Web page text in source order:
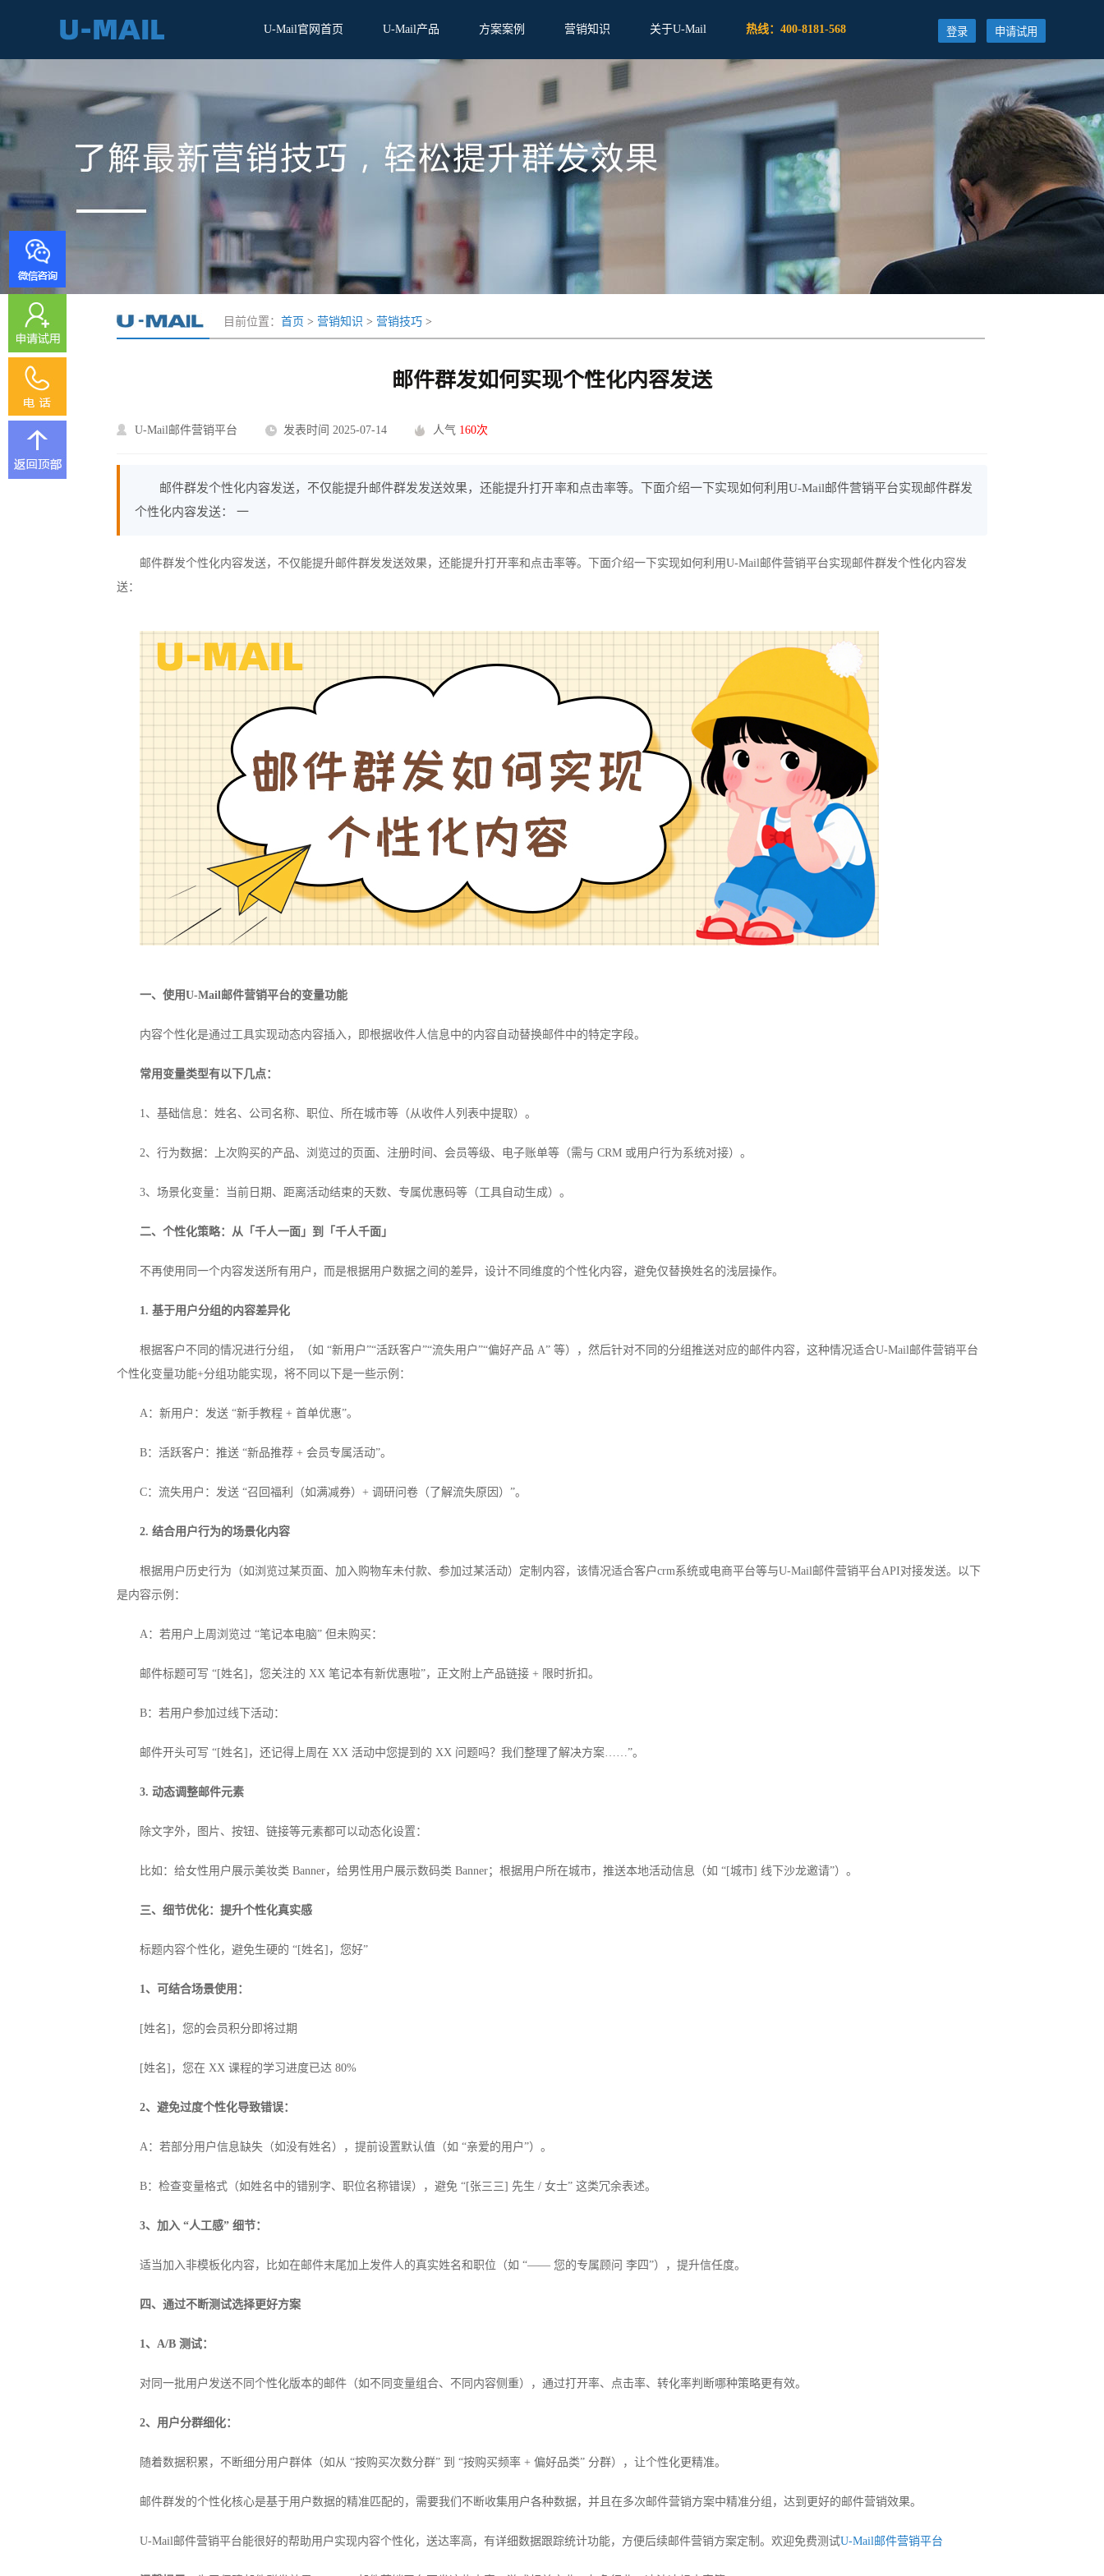
U-Mail官网首页 U-Mail产品 方案案例 营销知识 关于U-Mail 热线：400-8181-568 申请试用
登录
目前位置： 首页 > 营销知识 > 营销技巧 >
邮件群发如何实现个性化内容发送
U-Mail邮件营销平台 发表时间 2025-07-14 人气 160次
邮件群发个性化内容发送，不仅能提升邮件群发发送效果，还能提升打开率和点击率等。下面介绍一下实现如何利用U-Mail邮件营销平台实现邮件群发
个性化内容发送： 一
邮件群发个性化内容发送，不仅能提升邮件群发发送效果，还能提升打开率和点击率等。下面介绍一下实现如何利用U-Mail邮件营销平台实现邮件群发个性化内容发
送：
一、使用U-Mail邮件营销平台的变量功能
内容个性化是通过工具实现动态内容插入，即根据收件人信息中的内容自动替换邮件中的特定字段。
常用变量类型有以下几点：
1、基础信息：姓名、公司名称、职位、所在城市等（从收件人列表中提取）。
2、行为数据：上次购买的产品、浏览过的页面、注册时间、会员等级、电子账单等（需与 CRM 或用户行为系统对接）。
3、场景化变量：当前日期、距离活动结束的天数、专属优惠码等（工具自动生成）。
二、个性化策略：从「千人一面」到「千人千面」
不再使用同一个内容发送所有用户，而是根据用户数据之间的差异，设计不同维度的个性化内容，避免仅替换姓名的浅层操作。
1. 基于用户分组的内容差异化
根据客户不同的情况进行分组，（如 “新用户”“活跃客户”“流失用户”“偏好产品 A” 等），然后针对不同的分组推送对应的邮件内容，这种情况适合U-Mail邮件营销平台
个性化变量功能+分组功能实现，将不同以下是一些示例：
A：新用户：发送 “新手教程 + 首单优惠”。
B：活跃客户：推送 “新品推荐 + 会员专属活动”。
C：流失用户：发送 “召回福利（如满减券）+ 调研问卷（了解流失原因）”。
2. 结合用户行为的场景化内容
根据用户历史行为（如浏览过某页面、加入购物车未付款、参加过某活动）定制内容，该情况适合客户crm系统或电商平台等与U-Mail邮件营销平台API对接发送。以下
是内容示例：
A：若用户上周浏览过 “笔记本电脑” 但未购买：
邮件标题可写 “[姓名]，您关注的 XX 笔记本有新优惠啦”，正文附上产品链接 + 限时折扣。
B：若用户参加过线下活动：
邮件开头可写 “[姓名]，还记得上周在 XX 活动中您提到的 XX 问题吗？我们整理了解决方案……”。
3. 动态调整邮件元素
除文字外，图片、按钮、链接等元素都可以动态化设置：
比如：给女性用户展示美妆类 Banner，给男性用户展示数码类 Banner；根据用户所在城市，推送本地活动信息（如 “[城市] 线下沙龙邀请”）。
三、细节优化：提升个性化真实感
标题内容个性化，避免生硬的 “[姓名]，您好”
1、可结合场景使用：
[姓名]，您的会员积分即将过期
[姓名]，您在 XX 课程的学习进度已达 80%
2、避免过度个性化导致错误：
A：若部分用户信息缺失（如没有姓名），提前设置默认值（如 “亲爱的用户”）。
B：检查变量格式（如姓名中的错别字、职位名称错误），避免 “[张三三] 先生 / 女士” 这类冗余表述。
3、加入 “人工感” 细节：
适当加入非模板化内容，比如在邮件末尾加上发件人的真实姓名和职位（如 “—— 您的专属顾问 李四”），提升信任度。
四、通过不断测试选择更好方案
1、A/B 测试：
对同一批用户发送不同个性化版本的邮件（如不同变量组合、不同内容侧重），通过打开率、点击率、转化率判断哪种策略更有效。
2、用户分群细化：
随着数据积累，不断细分用户群体（如从 “按购买次数分群” 到 “按购买频率 + 偏好品类” 分群），让个性化更精准。
邮件群发的个性化核心是基于用户数据的精准匹配的，需要我们不断收集用户各种数据，并且在多次邮件营销方案中精准分组，达到更好的邮件营销效果。
U-Mail邮件营销平台能很好的帮助用户实现内容个性化，送达率高，有详细数据跟踪统计功能，方便后续邮件营销方案定制。欢迎免费测试U-Mail邮件营销平台